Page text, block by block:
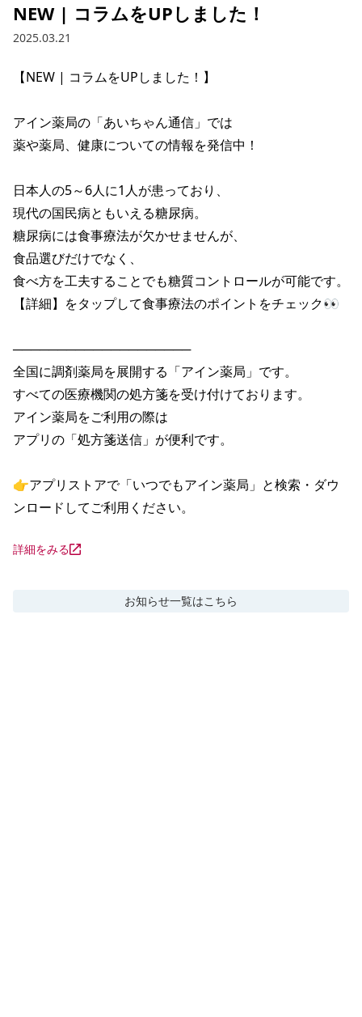
NEW | コラムをUPしました！
2025.03.21
【NEW | コラムをUPしました！】
アイン薬局の「あいちゃん通信」では
薬や薬局、健康についての情報を発信中！
日本人の5～6人に1人が患っており、
現代の国民病ともいえる糖尿病。
糖尿病には食事療法が欠かせませんが、
食品選びだけでなく、
食べ方を工夫することでも糖質コントロールが可能です。
【詳細】をタップして食事療法のポイントをチェック👀
────────────────────
全国に調剤薬局を展開する「アイン薬局」です。
すべての医療機関の処方箋を受け付けております。
アイン薬局をご利用の際は
アプリの「処方箋送信」が便利です。
👉アプリストアで「いつでもアイン薬局」と検索・ダウ
ンロードしてご利用ください。
詳細をみる
お知らせ一覧はこちら